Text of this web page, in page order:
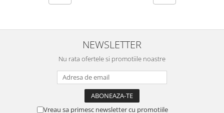
Lupe, Dispozitive Optice
Suporti de Lucru
NEWSLETTER
Nu rata ofertele si promotiile noastre
Vreau sa primesc newsletter cu promotiile